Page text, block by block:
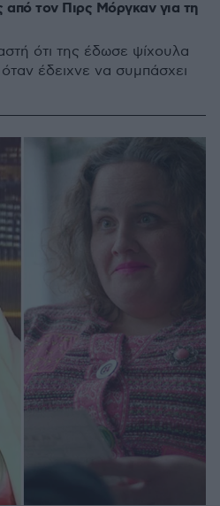
από τον Πιρς Μόργκαν για τη
ότι της έδωσε ψίχουλα
όταν έδειχνε να συμπάσχει